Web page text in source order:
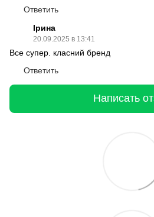
Ответить
Ірина
20.09.2025 в 13:41
Все супер. класний бренд
Ответить
Написать